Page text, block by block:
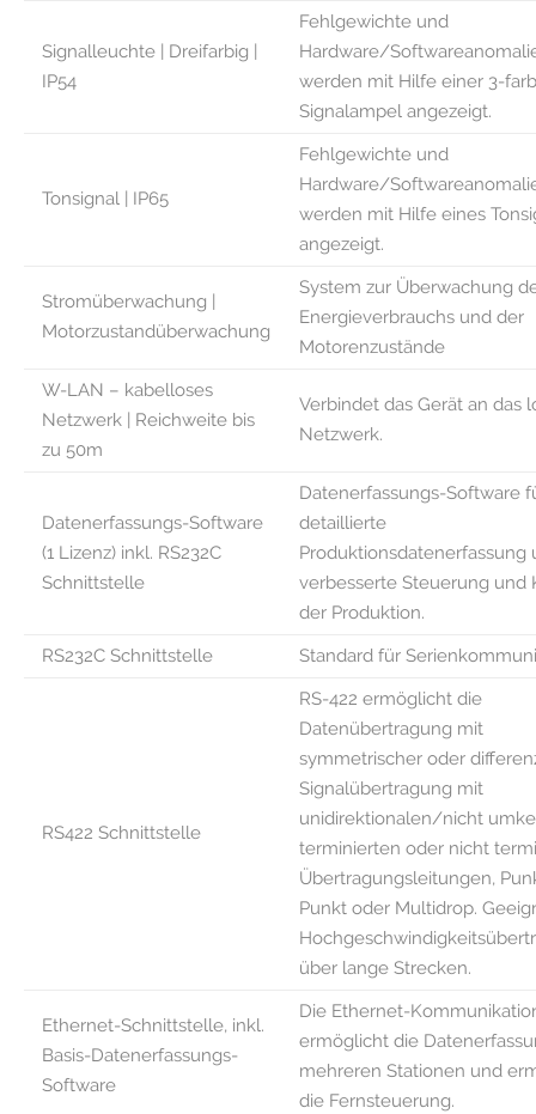
Signalleuchte | Dreifarbig |
IP54
Fehlgewichte und
Hardware/
werden mit Hilfe einer 3-
Signalampel angezeigt.
Tonsignal | IP65
Fehlgewichte und
Hardware/
werden mit Hilfe eines
angezeigt.
Stromüberwachung |
Motorzustandüberwachung
System zur Überwachung
Energieverbrauchs und der
Motorenzustände
W-LAN – kabelloses
Netzwerk | Reichweite bis
zu 50m
Verbindet das Gerät an das
Netzwerk.
Datenerfassungs-Software
(1 Lizenz) inkl. RS232C
Schnittstelle
Datenerfassungs-Software
detaillierte
Produktionsdatenerfassung
verbesserte Steuerung und
der Produktion.
RS232C Schnittstelle
Standard für
RS422 Schnittstelle
RS-422 ermöglicht die
Datenübertragung mit
symmetrischer oder
Signalübertragung mit
unidirektionalen/nicht
terminierten oder nicht
Übertragungsleitungen,
Punkt oder Multidrop.
über lange Strecken.
Ethernet-Schnittstelle, inkl.
Basis-Datenerfassungs-
Software
Die Ethernet-
ermöglicht die
mehreren Stationen und
die Fernsteuerung.